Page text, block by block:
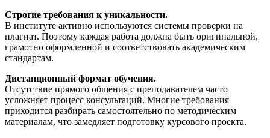
Строгие требования к уникальности.
В институте активно используются системы проверки на
плагиат. Поэтому каждая работа должна быть оригинальной,
грамотно оформленной и соответствовать академическим
стандартам.
Дистанционный формат обучения.
Отсутствие прямого общения с преподавателем часто
усложняет процесс консультаций. Многие требования
приходится разбирать самостоятельно по методическим
материалам, что замедляет подготовку курсового проекта.